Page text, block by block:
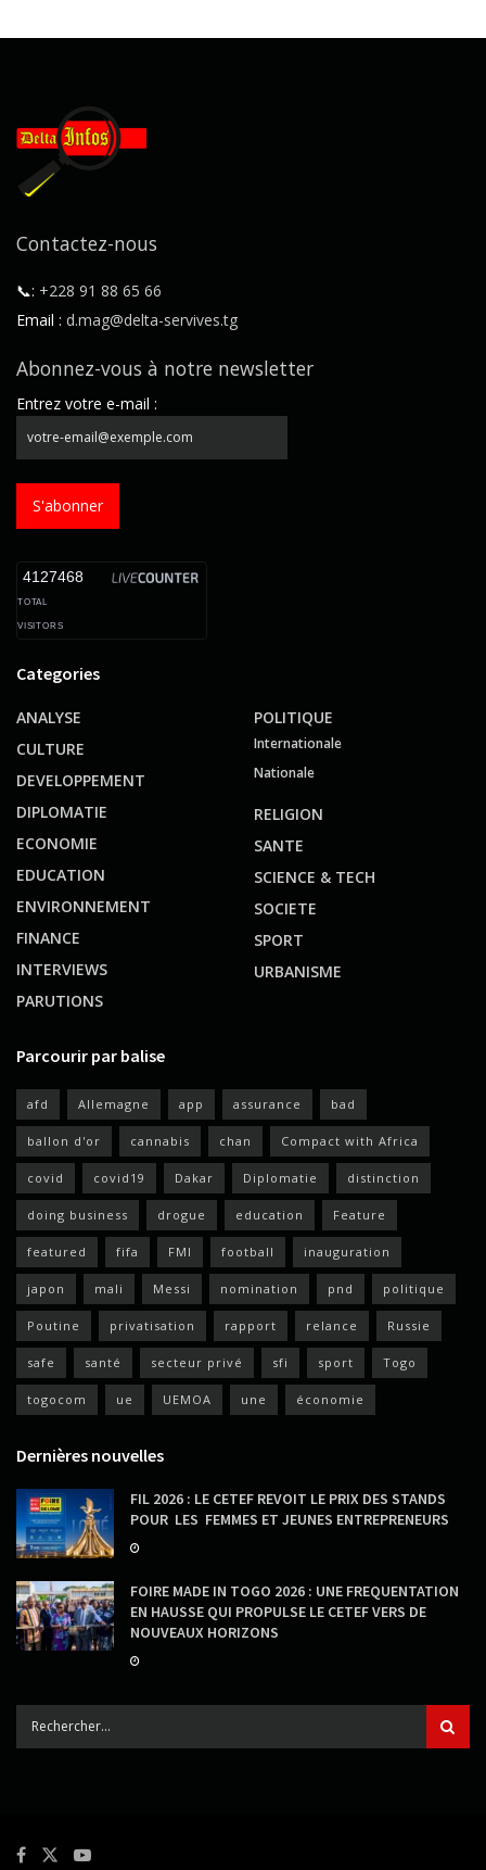
Contactez-nous
📞: +228 91 88 65 66
Email : d.mag@delta-servives.tg
Abonnez-vous à notre newsletter
Entrez votre e-mail :
S'abonner
4127468
TOTAL
VISITORS
Categories
ANALYSE
CULTURE
DEVELOPPEMENT
DIPLOMATIE
ECONOMIE
EDUCATION
ENVIRONNEMENT
FINANCE
INTERVIEWS
PARUTIONS
POLITIQUE
Internationale
Nationale
RELIGION
SANTE
SCIENCE & TECH
SOCIETE
SPORT
URBANISME
Parcourir par balise
afd Allemagne app assurance bad
ballon d'or cannabis chan Compact with Africa
covid covid19 Dakar Diplomatie distinction
doing business drogue education Feature
featured fifa FMI football inauguration
japon mali Messi nomination pnd politique
Poutine privatisation rapport relance Russie
safe santé secteur privé sfi sport Togo
togocom ue UEMOA une économie
Dernières nouvelles
FIL 2026 : LE CETEF REVOIT LE PRIX DES STANDS
POUR LES FEMMES ET JEUNES ENTREPRENEURS
FOIRE MADE IN TOGO 2026 : UNE FREQUENTATION
EN HAUSSE QUI PROPULSE LE CETEF VERS DE
NOUVEAUX HORIZONS